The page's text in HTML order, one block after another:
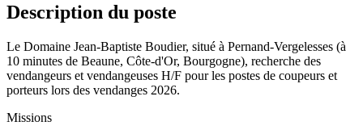
Description du poste
Le Domaine Jean-Baptiste Boudier, situé à Pernand-Vergelesses (à
10 minutes de Beaune, Côte-d'Or, Bourgogne), recherche des
vendangeurs et vendangeuses H/F pour les postes de coupeurs et
porteurs lors des vendanges 2026.
Missions